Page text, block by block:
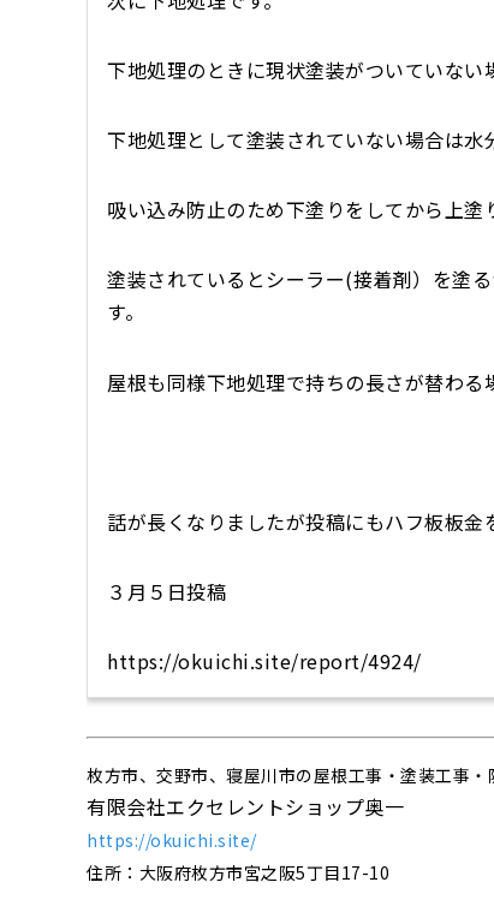
下地処理のときに現状塗装がついていな
下地処理として塗装されていない場合は水
吸い込み防止のため下塗りをしてから上塗
塗装されているとシーラー(接着剤）を塗
す。
屋根も同様下地処理で持ちの長さが替わる
話が長くなりましたが投稿にもハフ板板金
３月５日投稿
https://okuichi.site/report/4924/
枚方市、交野市、寝屋川市の屋根工事・塗装工事
有限会社エクセレントショップ奥一
https://okuichi.site/
住所：大阪府枚方市宮之阪5丁目17-10